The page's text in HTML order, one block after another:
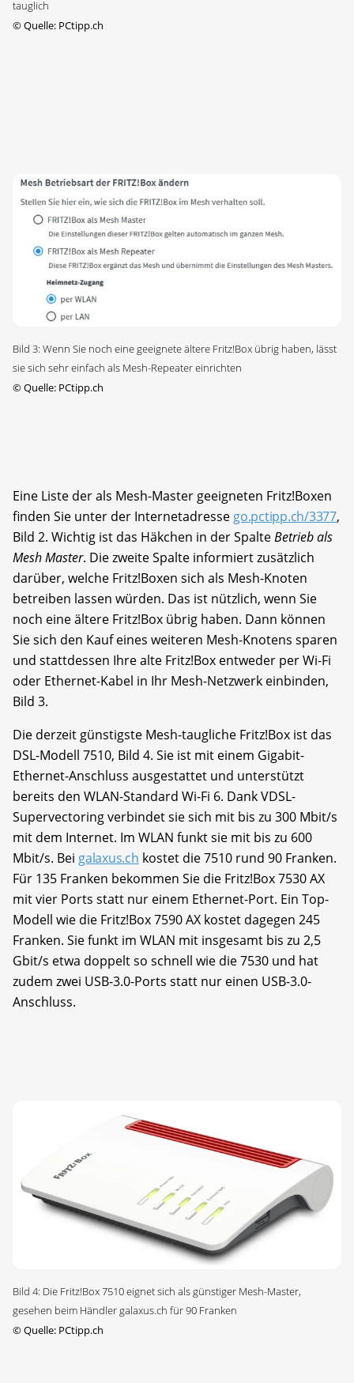
tauglich
©Quelle: PCtipp.ch
Bild 3: Wenn Sie noch eine geeignete ältere Fritz!Box übrig haben, lässt
sie sich sehr einfach als Mesh-Repeater einrichten
©Quelle: PCtipp.ch
Eine Liste der als Mesh-Master geeigneten Fritz!Boxen
finden Sie unter der Internetadresse go.pctipp.ch/3377,
Bild 2. Wichtig ist das Häkchen in der SpalteBetrieb als
Mesh Master. Die zweite Spalte informiert zusätzlich
darüber, welche Fritz!Boxen sich als Mesh-Knoten
betreiben lassen würden. Das ist nützlich, wenn Sie
noch eine ältere Fritz!Box übrig haben. Dann können
Sie sich den Kauf eines weiteren Mesh-Knotens sparen
und stattdessen Ihre alte Fritz!Box entweder per Wi-Fi
oder Ethernet-Kabel in Ihr Mesh-Netzwerk einbinden,
Bild 3.
Die derzeit günstigste Mesh-taugliche Fritz!Box ist das
DSL-Modell 7510, Bild 4. Sie ist mit einem Gigabit-
Ethernet-Anschluss ausgestattet und unterstützt
bereits den WLAN-Standard Wi-Fi 6. Dank VDSL-
Supervectoring verbindet sie sich mit bis zu 300 Mbit/s
mit dem Internet. Im WLAN funkt sie mit bis zu 600
Mbit/s. Bei galaxus.ch kostet die 7510 rund 90 Franken.
Für 135 Franken bekommen Sie die Fritz!Box 7530 AX
mit vier Ports statt nur einem Ethernet-Port. Ein Top-
Modell wie die Fritz!Box 7590 AX kostet dagegen 245
Franken. Sie funkt im WLAN mit insgesamt bis zu 2,5
Gbit/s etwa doppelt so schnell wie die 7530 und hat
zudem zwei USB-3.0-Ports statt nur einen USB-3.0-
Anschluss.
Bild 4: Die Fritz!Box 7510 eignet sich als günstiger Mesh-Master,
gesehen beim Händler galaxus.ch für 90 Franken
©Quelle: PCtipp.ch